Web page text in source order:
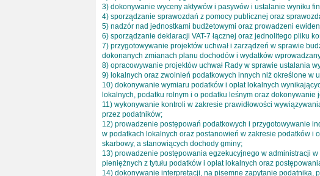
3) dokonywanie wyceny aktywów i pasywów i ustalanie wyniku
4) sporządzanie sprawozdań z pomocy publicznej oraz
5) nadzór nad jednostkami budżetowymi oraz prowadzeni
6) sporządzanie deklaracji VAT-7 łącznej oraz jednolitego pliku
7) przygotowywanie projektów uchwał i zarządzeń w sprawie
dokonanych zmianach planu dochodów i wydatków
8) opracowywanie projektów uchwał Rady w sprawie ustalania
9) lokalnych oraz zwolnień podatkowych innych niż określone w
10) dokonywanie wymiaru podatków i opłat lokalnych
lokalnych, podatku rolnym i o podatku leśnym oraz dokonywanie
11) wykonywanie kontroli w zakresie prawidłowości
przez podatników;
12) prowadzenie postępowań podatkowych i przygotowywanie
w podatkach lokalnych oraz postanowień w zakresie podatków i
skarbowy, a stanowiących dochody gminy;
13) prowadzenie postępowania egzekucyjnego w administracji
pieniężnych z tytułu podatków i opłat lokalnych oraz
14) dokonywanie interpretacji, na pisemne zapytanie podatnika,